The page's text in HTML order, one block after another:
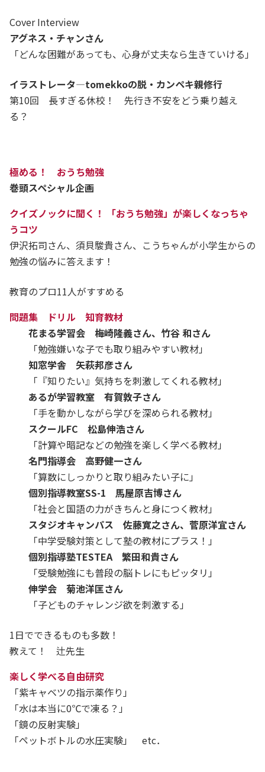
Cover Interview
アグネス・チャンさん
「どんな困難があっても、心身が丈夫なら生きていける」
イラストレータ―tomekkoの脱・カンペキ親修行
第10回 長すぎる休校！ 先行き不安をどう乗り越え
る？
極める！ おうち勉強
巻頭スペシャル企画
クイズノックに聞く！ 「おうち勉強」が楽しくなっちゃ
うコツ
伊沢拓司さん、須貝駿貴さん、こうちゃんが小学生からの
勉強の悩みに答えます！
教育のプロ11人がすすめる
問題集 ドリル 知育教材
花まる学習会 梅崎隆義さん、竹谷 和さん
「勉強嫌いな子でも取り組みやすい教材」
知窓学舎 矢萩邦彦さん
「『知りたい』気持ちを刺激してくれる教材」
あるが学習教室 有賀敦子さん
「手を動かしながら学びを深められる教材」
スクールFC 松島伸浩さん
「計算や暗記などの勉強を楽しく学べる教材」
名門指導会 高野健一さん
「算数にしっかりと取り組みたい子に」
個別指導教室SS-1 馬屋原吉博さん
「社会と国語の力がきちんと身につく教材」
スタジオキャンパス 佐藤寛之さん、菅原洋宜さん
「中学受験対策として塾の教材にプラス！」
個別指導塾TESTEA 繁田和貴さん
「受験勉強にも普段の脳トレにもピッタリ」
伸学会 菊池洋匡さん
「子どものチャレンジ欲を刺激する」
1日でできるものも多数！
教えて！ 辻先生
楽しく学べる自由研究
「紫キャベツの指示薬作り」
「水は本当に0℃で凍る？」
「鏡の反射実験」
「ペットボトルの水圧実験」 etc．